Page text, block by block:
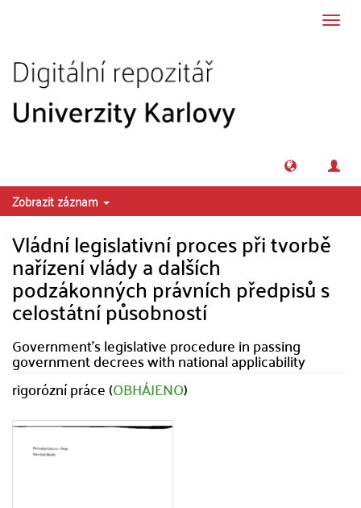
Zobrazit záznam
Vládní legislativní proces při tvorbě
nařízení vlády a dalších
podzákonných právních předpisů s
celostátní působností
Government's legislative procedure in passing
government decrees with national applicability
rigorózní práce (OBHÁJENO)